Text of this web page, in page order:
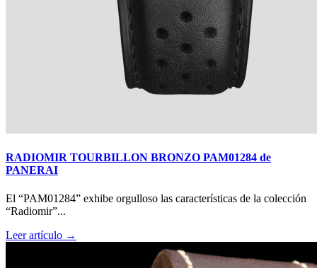
RADIOMIR TOURBILLON BRONZO PAM01284 de
PANERAI
El “PAM01284” exhibe orgulloso las características de la colección
“Radiomir”...
Leer artículo →